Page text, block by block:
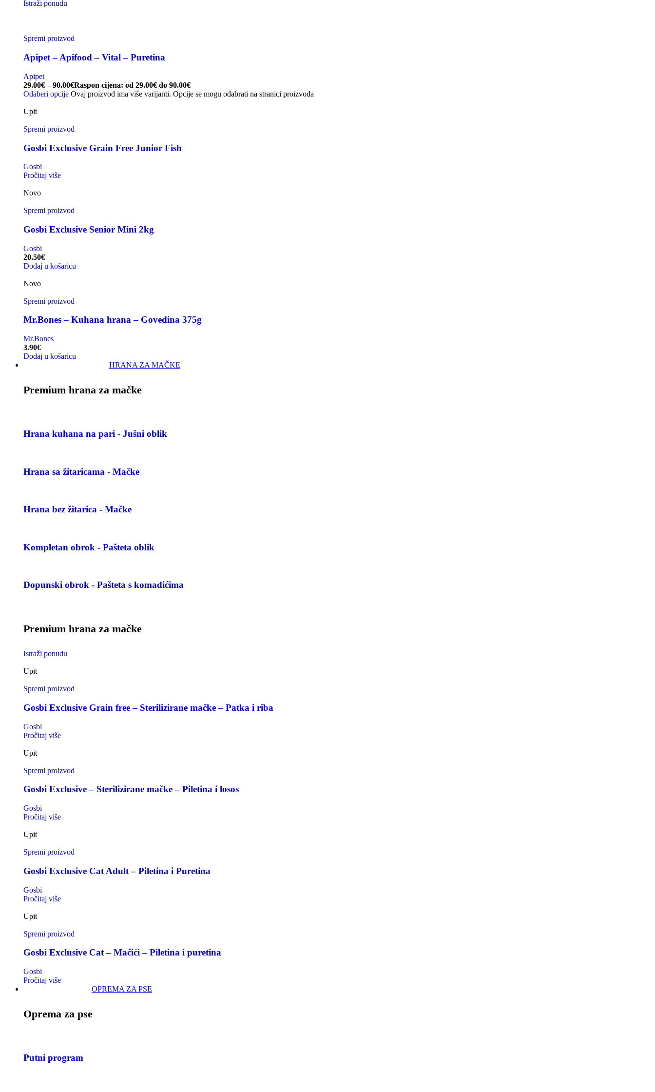
Istraži ponudu
Spremi proizvod
Apipet – Apifood – Vital – Puretina
Apipet
29.00€ – 90.00€Raspon cijena: od 29.00€ do 90.00€
Odaberi opcije Ovaj proizvod ima više varijanti. Opcije se mogu odabrati na stranici proizvoda
Upit
Spremi proizvod
Gosbi Exclusive Grain Free Junior Fish
Gosbi
Pročitaj više
Novo
Spremi proizvod
Gosbi Exclusive Senior Mini 2kg
Gosbi
20.50€
Dodaj u košaricu
Novo
Spremi proizvod
Mr.Bones – Kuhana hrana – Govedina 375g
Mr.Bones
3.90€
Dodaj u košaricu
HRANA ZA MAČKE
Premium hrana za mačke
Hrana kuhana na pari - Jušni oblik
Hrana sa žitaricama - Mačke
Hrana bez žitarica - Mačke
Kompletan obrok - Pašteta oblik
Dopunski obrok - Pašteta s komadićima
Premium hrana za mačke
Istraži ponudu
Upit
Spremi proizvod
Gosbi Exclusive Grain free – Sterilizirane mačke – Patka i riba
Gosbi
Pročitaj više
Upit
Spremi proizvod
Gosbi Exclusive – Sterilizirane mačke – Piletina i losos
Gosbi
Pročitaj više
Upit
Spremi proizvod
Gosbi Exclusive Cat Adult – Piletina i Puretina
Gosbi
Pročitaj više
Upit
Spremi proizvod
Gosbi Exclusive Cat – Mačići – Piletina i puretina
Gosbi
Pročitaj više
OPREMA ZA PSE
Oprema za pse
Putni program